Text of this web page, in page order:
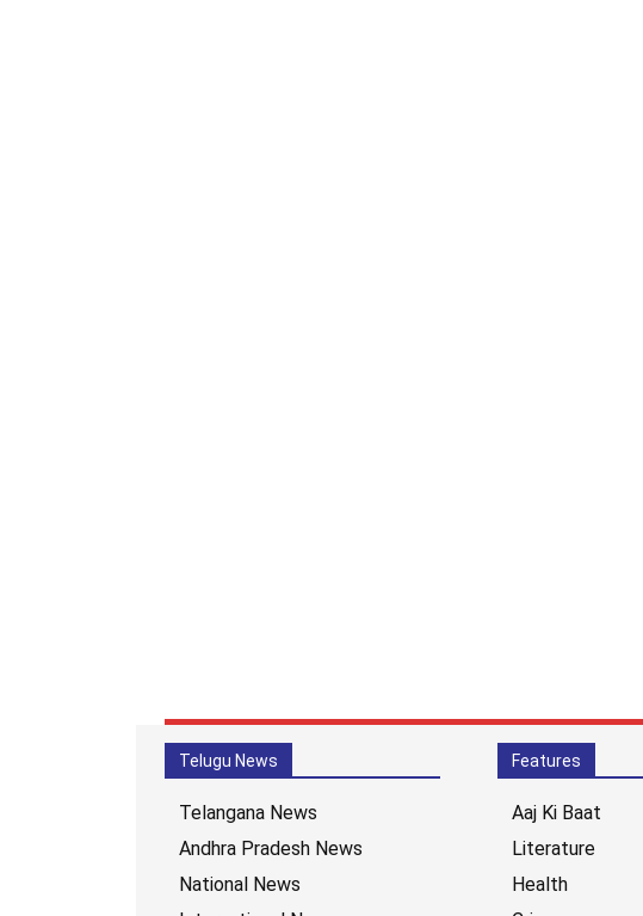
Telugu News
Telangana News
Andhra Pradesh News
National News
Features
Aaj Ki Baat
Literature
Health